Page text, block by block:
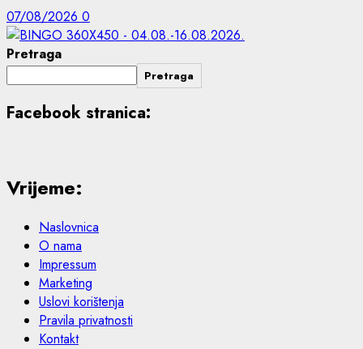
07/08/2026 0
Pretraga
Pretraga
Facebook stranica:
Vrijeme:
Naslovnica
O nama
Impressum
Marketing
Uslovi korištenja
Pravila privatnosti
Kontakt